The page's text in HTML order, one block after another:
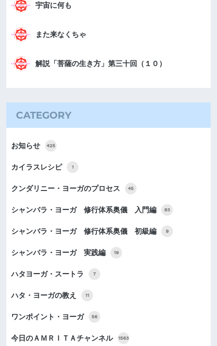
宇宙に何も
また来なくちゃ
解説「菩薩の生き方」第三十回（１０）
CATEGORY
お知らせ 425
カイラスレシピ 1
クンダリニー・ヨーガのプロセス 45
シャンバラ・ヨーガ 修行体系奥儀 入門編 83
シャンバラ・ヨーガ 修行体系奥儀 初級編 9
シャンバラ・ヨーガ 実践編 19
ハタヨーガ・スートラ 7
ハタ・ヨーガの教え 11
ワンポイント・ヨーガ 56
今日のＡＭＲＩＴＡチャンネル 1563